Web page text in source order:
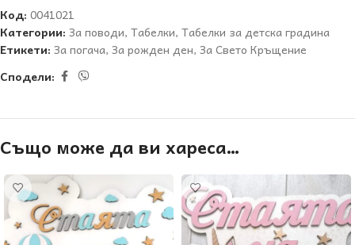
Код: 0041021
Категории: За поводи, Табелки, Табелки за детска градина
Етикети: За погача, За рожден ден, За Свето Кръщение
Сподели:
Също може да ви хареса…